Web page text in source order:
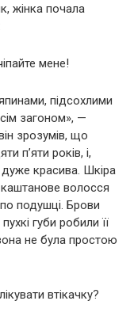
жінка почала
мене!
підсохлими
загоном», —
зрозумів, що
п’яти років, і,
красива. Шкіра
каштанове волосся
подушці. Брови
губи робили її
не була простою
втікачку?